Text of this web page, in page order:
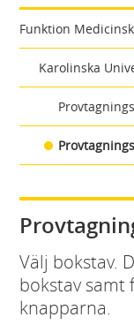
Funktion
Karolinska
Välj bokstav.
bokstav samt
knapparna.